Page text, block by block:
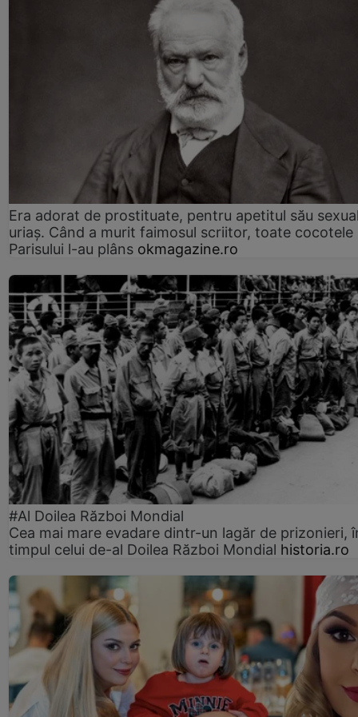
Era adorat de prostituate, pentru apetitul său
uriaș. Când a murit faimosul scriitor, toate cocotele
Parisului l-au plâns okmagazine.ro
#Al Doilea Război Mondial
Cea mai mare evadare dintr-un lagăr de prizonieri,
timpul celui de-al Doilea Război Mondial historia.ro